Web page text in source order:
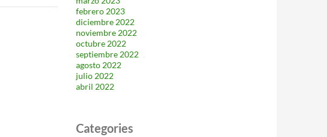
febrero 2023
diciembre 2022
noviembre 2022
octubre 2022
septiembre 2022
agosto 2022
julio 2022
abril 2022
Categories